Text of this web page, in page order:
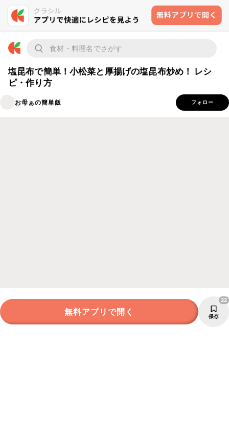
塩昆布で簡単！小松菜と厚揚げの塩昆布炒め！ レシ
ピ・作り方
お母ぁの簡単飯 フォロー
無料アプリで開く 保存
22